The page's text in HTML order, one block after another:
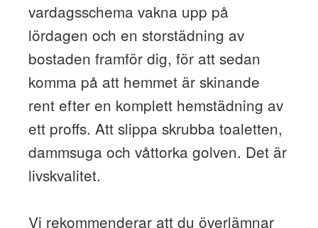
vardagsschema vakna upp på
lördagen och en storstädning av
bostaden framför dig, för att sedan
komma på att hemmet är skinande
rent efter en komplett hemstädning av
ett proffs. Att slippa skrubba toaletten,
dammsuga och våttorka golven. Det är
livskvalitet.
Vi rekommenderar att du överlämnar